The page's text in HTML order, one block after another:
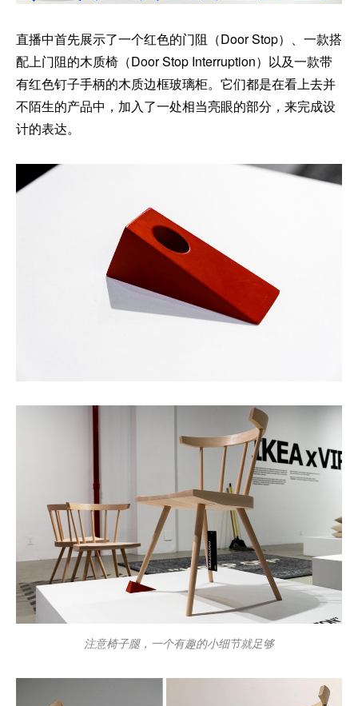
直播中首先展示了一个红色的门阻（Door Stop）、一款搭
配上门阻的木质椅（Door Stop Interruption）以及一款带
有红色钉子手柄的木质边框玻璃柜。它们都是在看上去并
不陌生的产品中，加入了一处相当亮眼的部分，来完成设
计的表达。
注意椅子腿，一个有趣的小细节就足够